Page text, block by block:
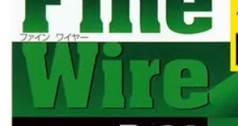
【注意事項】
１．透過由恩沛科技股份有限公司提供之「AFTEE
易，需依本服務之必要範圍內提供個人資料，並將
權轉讓予恩沛科技股份有限公司。
２．關於個人資料處理事宜，請瀏覽以下網址：
https://aftee.tw/terms/#terms3
３．未成年的使用者請事先徵得法定代理人或監護
「AFTEE先享後付」，若未經同意申辦者引起之損
計)，訂單才得以成立**)